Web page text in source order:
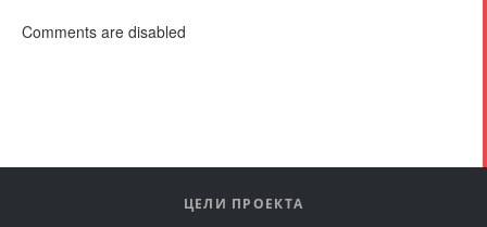
Comments are disabled
ЦЕЛИ ПРОЕКТА